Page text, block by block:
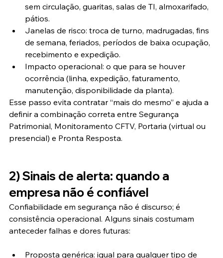
sem circulação, guaritas, salas de TI, almoxarifado,
pátios.
Janelas de risco: troca de turno, madrugadas, fins
de semana, feriados, períodos de baixa ocupação,
recebimento e expedição.
Impacto operacional: o que para se houver
ocorrência (linha, expedição, faturamento,
manutenção, disponibilidade da planta).
Esse passo evita contratar “mais do mesmo” e ajuda a
definir a combinação correta entre Segurança
Patrimonial, Monitoramento CFTV, Portaria (virtual ou
presencial) e Pronta Resposta.
2) Sinais de alerta: quando a
empresa não é confiável
Confiabilidade em segurança não é discurso; é
consistência operacional. Alguns sinais costumam
anteceder falhas e dores futuras:
Proposta genérica: igual para qualquer tipo de